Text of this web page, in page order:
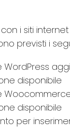
i siti
previsti i
WordPress
disponibile
disponibile
per